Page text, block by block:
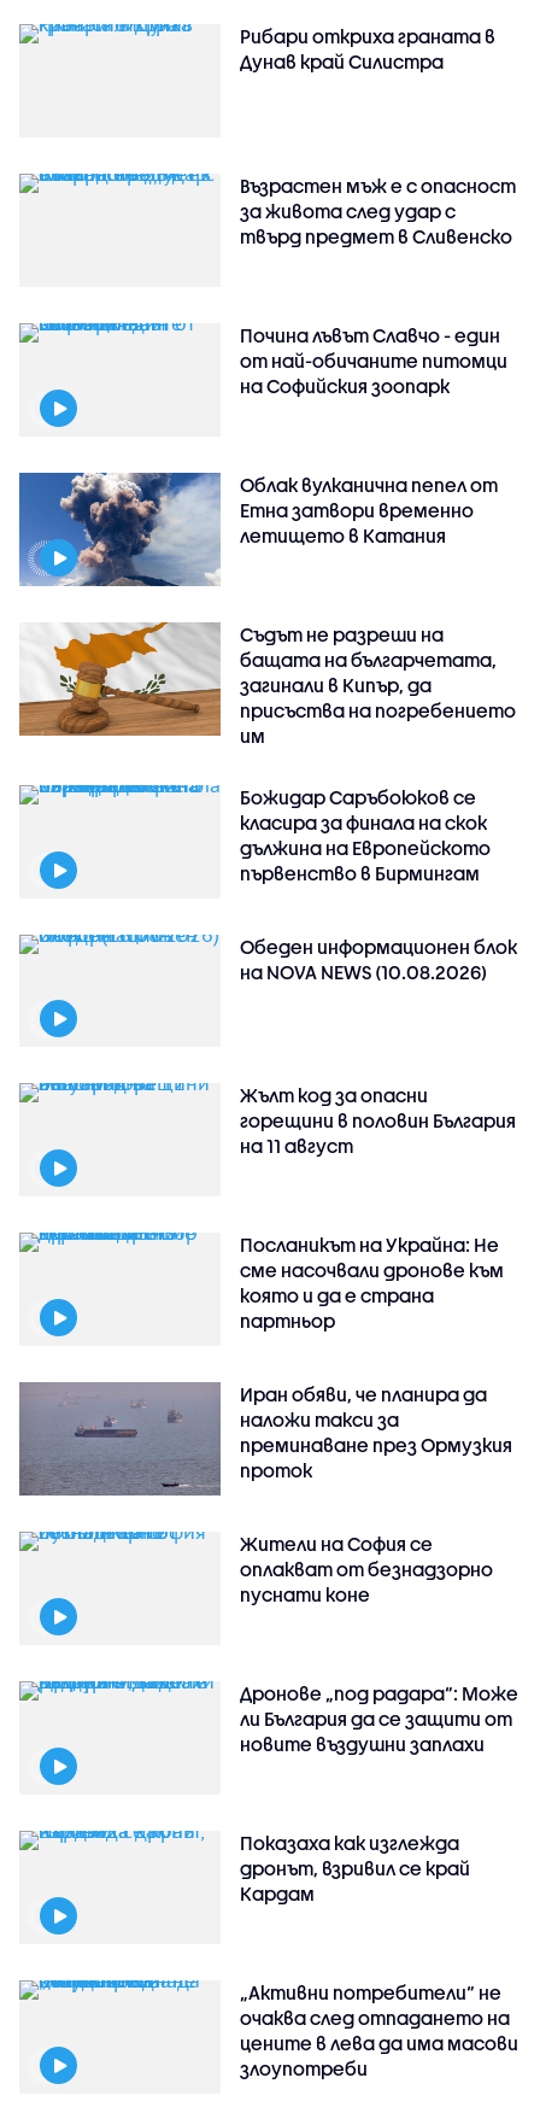
Рибари откриха граната в
Дунав край Силистра
Възрастен мъж е с опасност
за живота след удар с
твърд предмет в Сливенско
Почина лъвът Славчо - един
от най-обичаните питомци
на Софийския зоопарк
Облак вулканична пепел от
Етна затвори временно
летището в Катания
Съдът не разреши на
бащата на българчетата,
загинали в Кипър, да
присъства на погребението
им
Божидар Саръбоюков се
класира за финала на скок
дължина на Европейското
първенство в Бирмингам
Обеден информационен блок
на NOVA NEWS (10.08.2026)
Жълт код за опасни
горещини в половин България
на 11 август
Посланикът на Украйна: Не
сме насочвали дронове към
която и да е страна
партньор
Иран обяви, че планира да
наложи такси за
преминаване през Ормузкия
проток
Жители на София се
оплакват от безнадзорно
пуснати коне
Дронове „под радара“: Може
ли България да се защити от
новите въздушни заплахи
Показаха как изглежда
дронът, взривил се край
Кардам
„Активни потребители“ не
очаква след отпадането на
цените в лева да има масови
злоупотреби